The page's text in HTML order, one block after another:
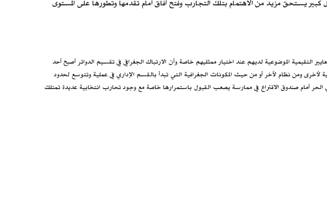
يستحق مزيد من الاهتمام بتلك التجارب وفتح آفاق أمام تقدمها وتطورها على المستوى
التقيمية الموضوعية لديهم عند اختيار ممثليهم خاصة وأن الارتباك الجغرافي في تقسيم الدوائر أصبح أحد
دائرة والتي تختلف من عملية لأخرى ومن نظام لآخر أو من حيث المكونات الجغرافية التي تبدأ بالقسم الإداري في عملية وتتوسع لحدود
الحر أمام صندوق الاقتراع في ممارسة يصعب القبول باستمرارها خاصة مع وجود تحارب انتخابية عديدة تمتلك